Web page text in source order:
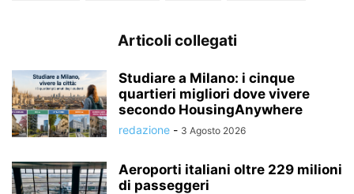
Articoli collegati
Studiare a Milano: i cinque
quartieri migliori dove vivere
secondo HousingAnywhere
redazione - 3 Agosto 2026
Aeroporti italiani oltre 229 milioni
di passeggeri